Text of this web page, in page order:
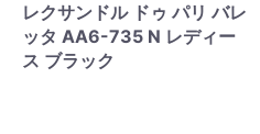
レクサンドル ドゥ パリ バレ
ッタ AA6-735 N レディー
ス ブラック